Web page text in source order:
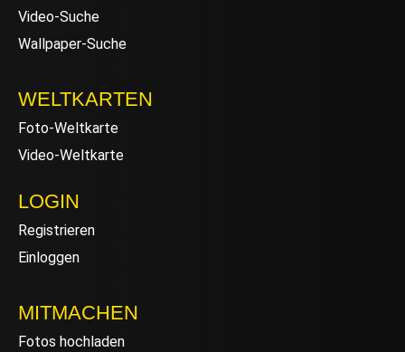
Video-Suche
Wallpaper-Suche
WELTKARTEN
Foto-Weltkarte
Video-Weltkarte
LOGIN
Registrieren
Einloggen
MITMACHEN
Fotos hochladen